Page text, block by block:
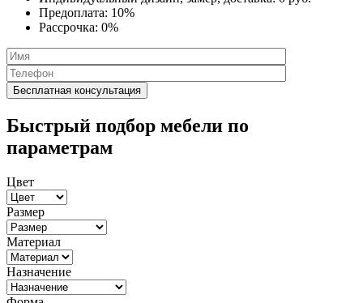
Предоплата: 10%
Рассрочка: 0%
Быстрый подбор мебели по
параметрам
Цвет
Размер
Материал
Назначение